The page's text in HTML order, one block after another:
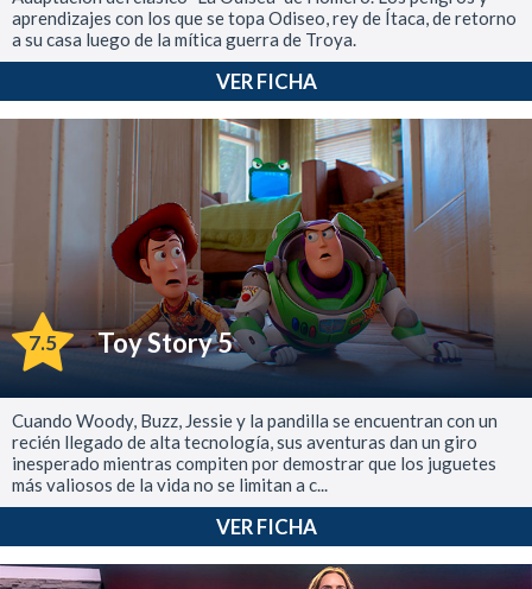
aprendizajes con los que se topa Odiseo, rey de Ítaca, de retorno
a su casa luego de la mítica guerra de Troya.
VER FICHA
7.5 Toy Story 5
Cuando Woody, Buzz, Jessie y la pandilla se encuentran con un
recién llegado de alta tecnología, sus aventuras dan un giro
inesperado mientras compiten por demostrar que los juguetes
más valiosos de la vida no se limitan a c...
VER FICHA